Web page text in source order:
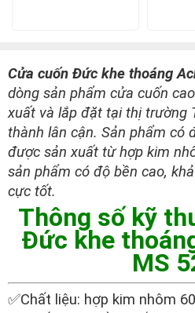
Cửa cuốn Đức khe thoáng
dòng sản phẩm cửa cuốn
xuất và lắp đặt tại thị trường
thành lân cận. Sản phẩm có
được sản xuất từ hợp kim
sản phẩm có độ bền cao,
cực tốt.
Thông số kỹ
Đức khe
MS
✅Chất liệu: hợp kim nhôm